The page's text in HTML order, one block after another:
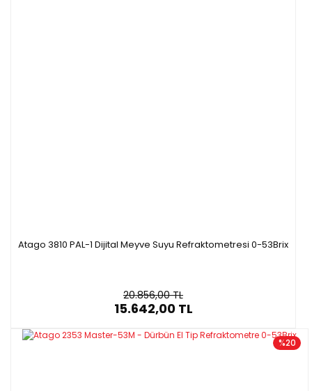
Atago 3810 PAL-1 Dijital Meyve Suyu Refraktometresi 0-53Brix
20.856,00 TL
15.642,00 TL
%20